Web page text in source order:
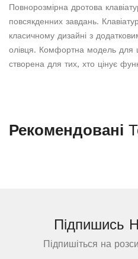
Повнорозмірна дротова
повсякденних завдань.
класичному дизайні з
олівця. Комфортна модель для
створена для тих, хто цінує
Рекомендовані
Підпишись
Підпишіться на